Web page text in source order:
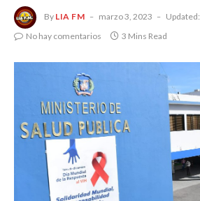
By LIA FM marzo 3, 2023 Updated:
No hay comentarios
3 Mins Read